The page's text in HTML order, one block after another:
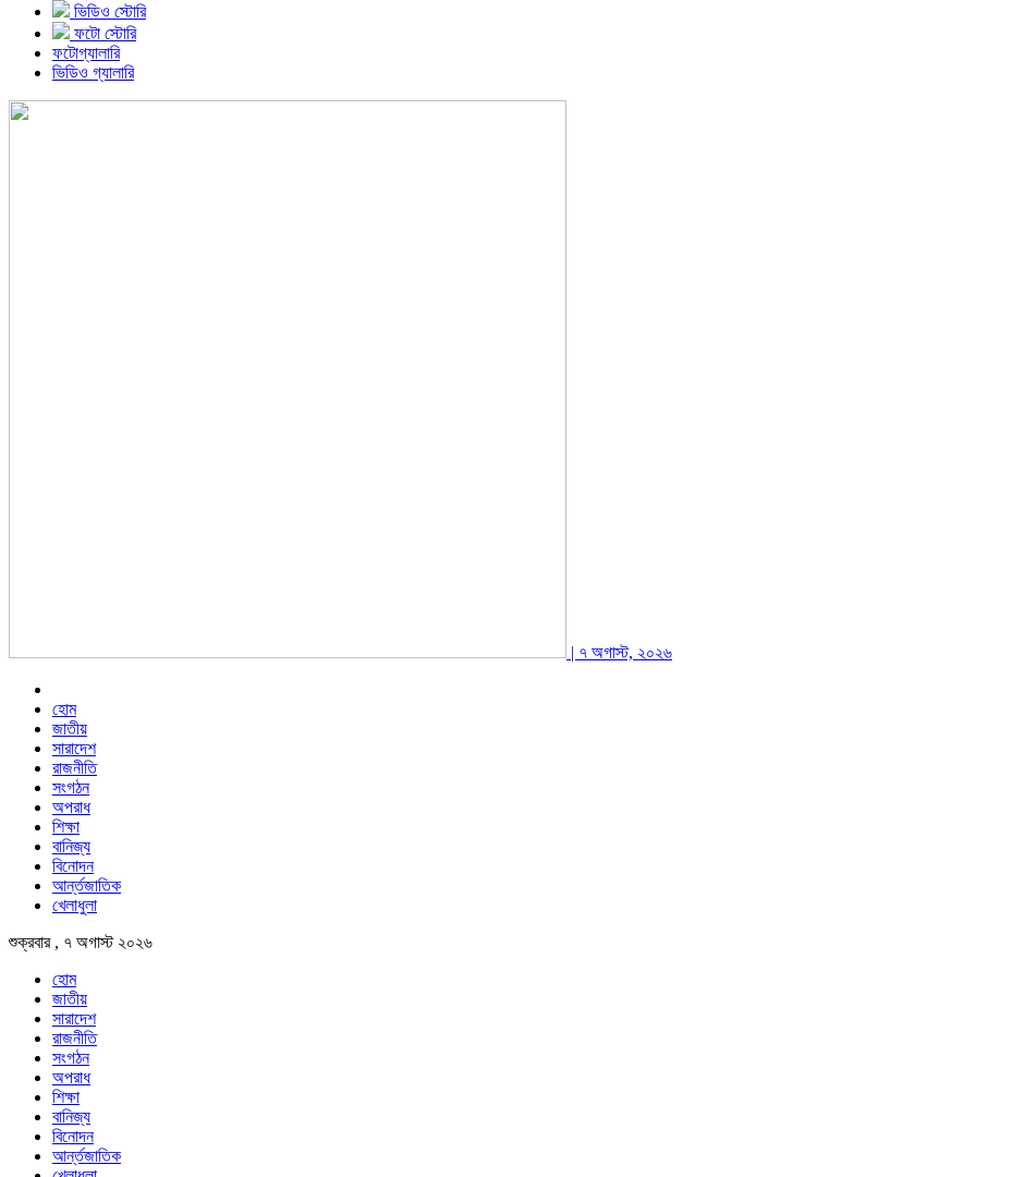
ভিডিও স্টোরি
ফটো স্টোরি
ফটোগ্যালারি
ভিডিও গ্যালারি
| ৭ অগাস্ট, ২০২৬
হোম
জাতীয়
সারাদেশ
রাজনীতি
সংগঠন
অপরাধ
শিক্ষা
বানিজ্য
বিনোদন
আর্ন্তজাতিক
খেলাধুলা
শুক্রবার , ৭ অগাস্ট ২০২৬
হোম
জাতীয়
সারাদেশ
রাজনীতি
সংগঠন
অপরাধ
শিক্ষা
বানিজ্য
বিনোদন
আর্ন্তজাতিক